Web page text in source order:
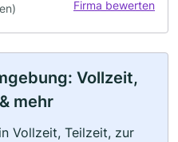
Firma bewerten
Vollzeit,
mehr
Vollzeit, Teilzeit, zur